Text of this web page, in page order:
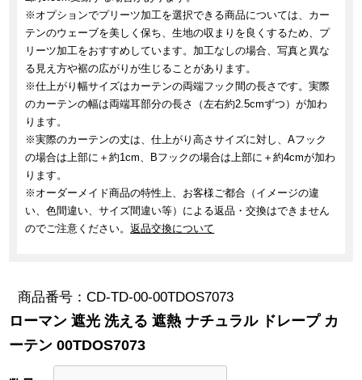
※オプションでプリーツ加工を選択できる商品については、カー
テンのウェーブを美しく保ち、生地の収まりを良くするため、プ
リーツ加工をおすすめしています。加工なしの場合、写真と異な
る見え方や裾の広がりが生じることがあります。
※仕上がり幅サイズはカーテンの両端フック間の長さです。実際
のカーテンの幅は両端耳部分の長さ（左右約2.5cmずつ）が加わ
ります。
※実際のカーテンの丈は、仕上がり高さサイズに対し、Aフック
の場合は上部に＋約1cm、Bフックの場合は上部に＋約4cmが加わ
ります。
※オーダーメイド商品の特性上、お客様ご都合（イメージの違
い、色間違い、サイズ間違い等）による返品・交換はできません
のでご注意ください。返品交換について
商品番号 CD-TD-00-00TDOS7073
ローマン 遮光 洗える 遮熱 ナチュラル ドレープ カ
ーテン 00TDOS7073